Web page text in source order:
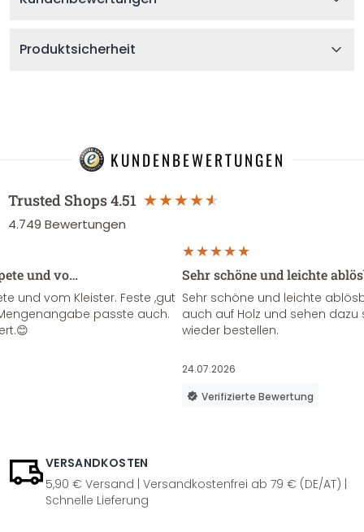
Produktsicherheit
KUNDENBEWERTUNGEN
Trusted Shops4.51
4.749 Bewertungen
und vo…
und vom Kleister. Feste ,gut
passte auch.
Sehr schöne und leichte
Sehr schöne und leichte
auch auf Holz und sehen
wieder bestellen.
24.07.2026
Verifizierte Bewertung
VERSANDKOSTEN
5,90 € Versand | Versandkostenfrei ab 79 € (DE/AT) |
Schnelle Lieferung